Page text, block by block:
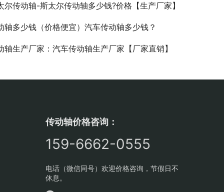
尔传动轴-斯太尔传动轴多少钱?价格【生产厂家】
轴多少钱（价格便宜）汽车传动轴多少钱？
轴生产厂家：汽车传动轴生产厂家【厂家直销】
传动轴价格咨询：
159-6662-0555
电话（微信同号）欢迎价格咨询，节假日不
休息。